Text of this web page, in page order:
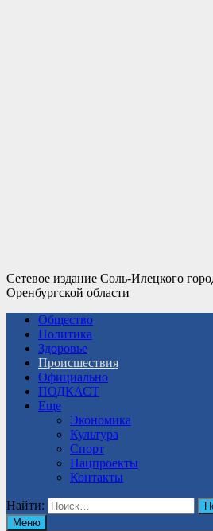
Сетевое издание Соль-Илецкого
Оренбургской области
Общество
Политика
Здоровье
Происшествия
Официально
ПОДКАСТ
Еще
Экономика
Культура
Спорт
Нацпроекты
Контакты
Найти:
Меню